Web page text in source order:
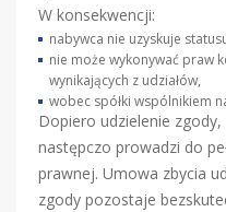
W konsekwencji:
nabywca nie uzyskuje
nie może wykonywać praw
wynikających z udziałów,
wobec spółki wspólnikiem
Dopiero udzielenie
następczo prowadzi do
prawnej. Umowa zbycia
zgody pozostaje